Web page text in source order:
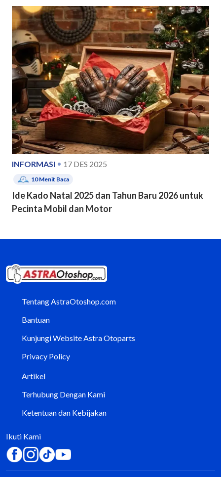
INFORMASI 17 DES 2025
10Menit Baca
Ide Kado Natal 2025 dan Tahun Baru 2026 untuk
Pecinta Mobil dan Motor
Tentang AstraOtoshop.com
Bantuan
Kunjungi Website Astra Otoparts
Privacy Policy
Artikel
Terhubung Dengan Kami
Ketentuan dan Kebijakan
Ikuti Kami